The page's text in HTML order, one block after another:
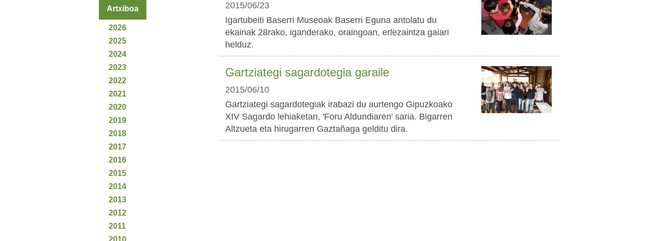
2015/06/23
Igartubeiti Baserri Museoak Baserri Eguna antolatu du
ekainak 28rako, iganderako, oraingoan, erlezaintza gaiari
helduz.
Gartziategi sagardotegia garaile
2015/06/10
Gartziategi sagardotegiak irabazi du aurtengo Gipuzkoako
XIV Sagardo lehiaketan, 'Foru Aldundiaren' saria. Bigarren
Altzueta eta hirugarren Gaztañaga gelditu dira.
Artxiboa
2026
2025
2024
2023
2022
2021
2020
2019
2018
2017
2016
2015
2014
2013
2012
2011
2010